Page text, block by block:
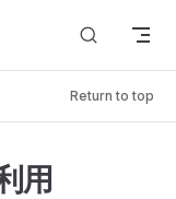
Return to top
用